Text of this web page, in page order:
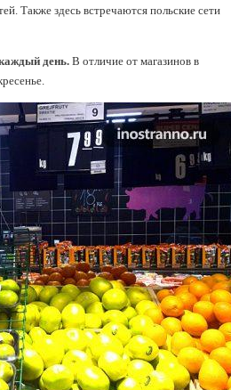
Также здесь встречаются польские сети
день. В отличие от магазинов в